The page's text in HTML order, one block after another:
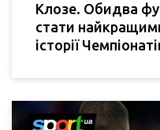
Клозе. Обидва
стати
історії